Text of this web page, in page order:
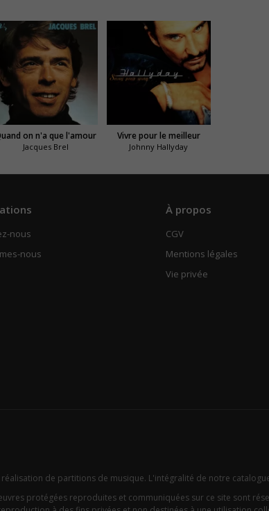
on n'a que l'amour
Jacques Brel
Vivre pour le meilleur
Johnny Hallyday
nous
nous
À propos
CGV
Mentions légales
Vie privée
de partitions de musique. L'intégralité de notre
protégées reproduites et communiquées sur ce site sont